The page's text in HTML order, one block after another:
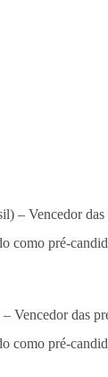
Vencedor das
como pré-